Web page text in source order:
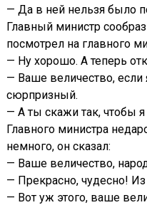
— Да в ней нельзя было
Главный министр
посмотрел на главного
— Ну хорошо. А теперь
— Ваше величество,
сюрпризный.
— А ты скажи так, чтобы я
Главного министра
немного, он сказал:
— Ваше величество,
— Прекрасно, чудесно!
— Вот уж этого, ваше